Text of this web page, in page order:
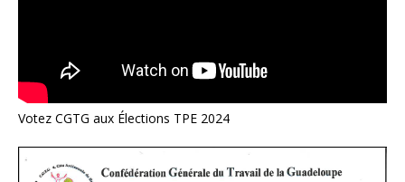
Votez CGTG aux Élections TPE 2024